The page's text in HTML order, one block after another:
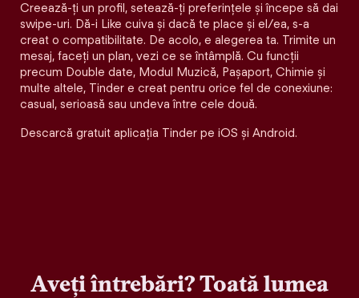
Creează-ți un profil, setează-ți preferințele și începe să dai
swipe-uri. Dă-i Like cuiva și dacă te place și el/ea, s-a
creat o compatibilitate. De acolo, e alegerea ta. Trimite un
mesaj, faceți un plan, vezi ce se întâmplă. Cu funcții
precum Double date, Modul Muzică, Pașaport, Chimie și
multe altele, Tinder e creat pentru orice fel de conexiune:
casual, serioasă sau undeva între cele două.
Descarcă gratuit aplicația Tinder pe iOS și Android.
Aveți întrebări? Toată lumea